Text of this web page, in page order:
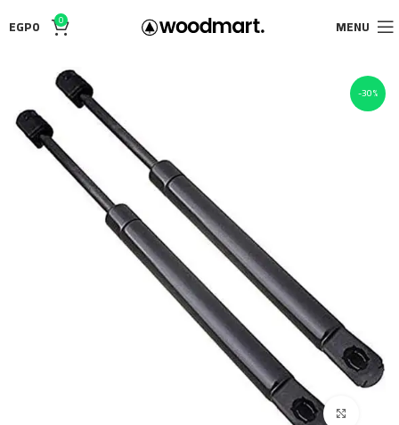
MENU
0
EGP0
-30%
Click to enlarge